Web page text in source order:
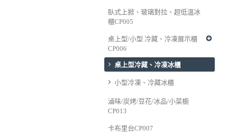
臥式上掀、玻璃對拉、超低溫冰
櫃CP005
桌上型/小型 冷藏、冷凍展示櫃
CP006
桌上型冷藏、冷凍冰櫃
小型冷凍、冷藏冰櫃
滷味/炭烤/豆花/冰品/小菜櫥
CP013
卡布里台CP007